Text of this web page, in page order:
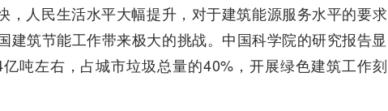
，人民生活水平大幅提升，对于建筑能源服务水平的要求
建筑节能工作带来极大的挑战。中国科学院的研究报告显
吨左右，占城市垃圾总量的40%，开展绿色建筑工作刻